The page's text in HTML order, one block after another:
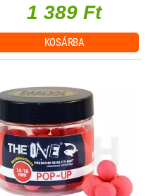
1 389 Ft
KOSÁRBA